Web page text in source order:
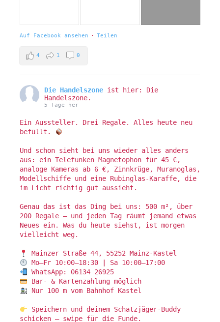
Auf Facebook ansehen · Teilen
4 1 0
Die Handelszone ist hier: Die
Handelszone.
5 Tage her
Ein Aussteller. Drei Regale. Alles heute neu
befüllt.
Und schon sieht bei uns wieder alles anders
aus: ein Telefunken Magnetophon für 45 €,
analoge Kameras ab 6 €, Zinnkrüge, Muranoglas,
Modellschiffe und eine Rubinglas-Karaffe, die
im Licht richtig gut aussieht.
Genau das ist das Ding bei uns: 500 m², über
200 Regale — und jeden Tag räumt jemand etwas
Neues ein. Was du heute siehst, ist morgen
vielleicht weg.
Mainzer Straße 44, 55252 Mainz-Kastel
Mo–Fr 10:00–18:30 | Sa 10:00–17:00
WhatsApp: 06134 26925
Bar- & Kartenzahlung möglich
Nur 100 m vom Bahnhof Kastel
Speichern und deinem Schatzjäger-Buddy
schicken — swipe für die Funde.